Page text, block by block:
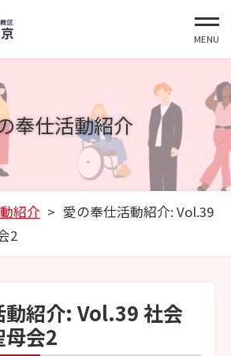
奉仕活動紹介
紹介 > 愛の奉仕活動紹介: Vol.39
2
動紹介: Vol.39 社会
母会2